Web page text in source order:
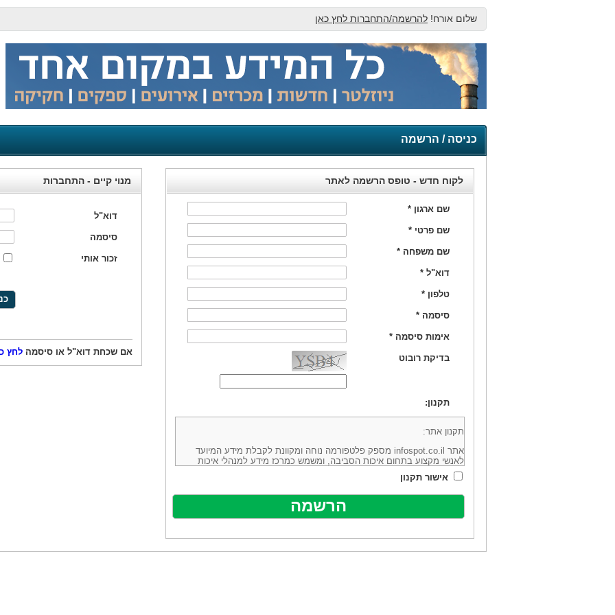
שלום אורח! להרשמה/התחברות לחץ כאן
כניסה / הרשמה
מנוי קיים - התחברות
דוא"ל
סיסמה
זכור אותי
אם שכחת דוא"ל או סיסמה לחץ
לקוח חדש - טופס הרשמה לאתר
שם ארגון *
שם פרטי *
שם משפחה *
דוא"ל *
טלפון *
סיסמה *
אימות סיסמה *
בדיקת רובוט
תקנון:
תקנון אתר:
אתר infospot.co.il מספק פלטפורמה נוחה ומקוונת לקבלת מידע המיועד
לאנשי מקצוע בתחום איכות הסביבה, ומשמש כמרכז מידע למנהלי איכות
סביבה (להלן: "המידע"). האתר בבעלותה ובניהולה של חברת יזמות וידע
מיקוד 6113102 ובדוא"ל: office@infospot.co.il (להלן: "האתר").
האתר אינו מספק את השירותים המפורסמים באתר ע"י ספקים שונים, איננו
מוכר את השירות המוצע באתר ע"י ספקים שונים, איננו מעורב במתן השירות
אלקטרונית של פרסום עבור נותני שירותים אלו. במילים אחרות, האחריות על
ביצוע העסקה בין הגולשים לבין המפרסמים נותני השירות ואיכותה מוטלת על
אישור תקנון